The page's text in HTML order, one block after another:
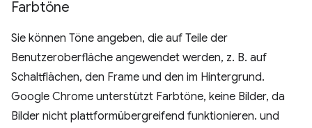
Farbtöne
Sie können Töne angeben, die auf Teile der
Benutzeroberfläche angewendet werden, z. B. auf
Schaltflächen, den Frame und den im Hintergrund.
Google Chrome unterstützt Farbtöne, keine Bilder, da
Bilder nicht plattformübergreifend funktionieren. und